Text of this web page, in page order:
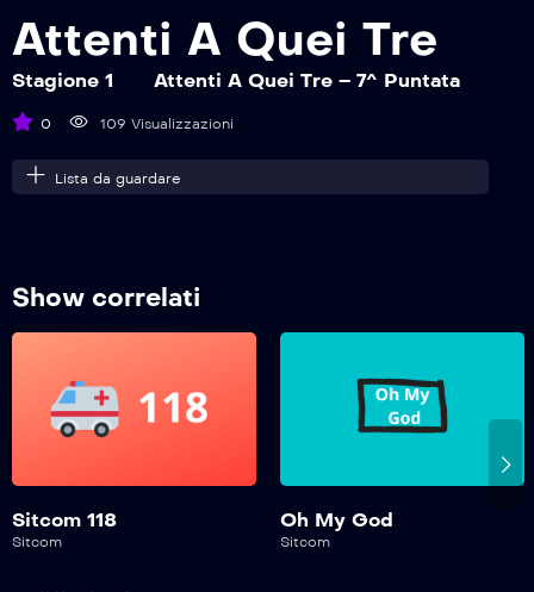
Attenti A Quei Tre – 1^ Puntata
Attenti A Quei Tre
Stagione 1 Attenti A Quei Tre – 7^ Puntata
0 109 Visualizzazioni
Lista da guardare
Show correlati
Sitcom 118
Sitcom
Oh My God
Sitcom